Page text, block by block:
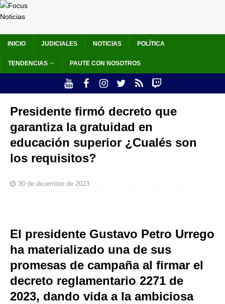
INICIO JUDICIALES NOTICIAS POLÍTICA
TENDENCIAS PAUTE CON NOSOTROS
Presidente firmó decreto que
garantiza la gratuidad en
educación superior ¿Cualés son
los requisitos?
30 de diciembre de 2023
El presidente Gustavo Petro Urrego
ha materializado una de sus
promesas de campaña al firmar el
decreto reglamentario 2271 de
2023, dando vida a la ambiciosa